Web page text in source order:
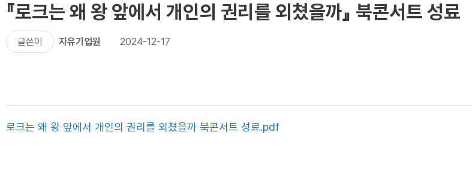
『로크는 왜 왕 앞에서 개인의 권리를 외쳤을까』 북콘서트 성료
글쓴이 자유기업원 2024-12-17
로크는 왜 왕 앞에서 개인의 권리를 외쳤을까 북콘서트 성료.pdf